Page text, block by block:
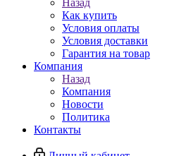
Назад
Как купить
Условия оплаты
Условия доставки
Гарантия на товар
Компания
Назад
Компания
Новости
Политика
Контакты